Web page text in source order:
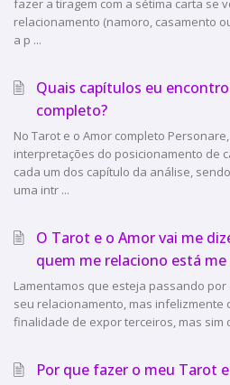
relacionamento (namoro, casamento
a p ...
Quais capítulos eu
completo?
No Tarot e o Amor completo
interpretações do posicionamento de
cada um dos capítulo da análise,
uma intr ...
O Tarot e o Amor vai me
quem me relaciono está
Lamentamos que esteja passando
seu relacionamento, mas infelizmente
finalidade de expor terceiros, mas sim
Por que fazer o meu Tarot